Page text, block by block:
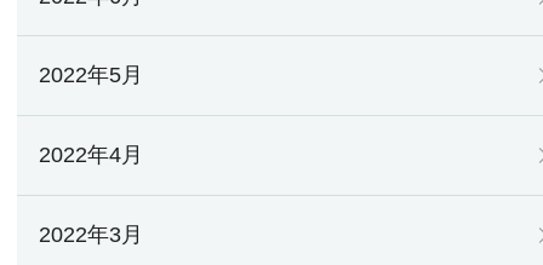
2022年5月
2022年4月
2022年3月